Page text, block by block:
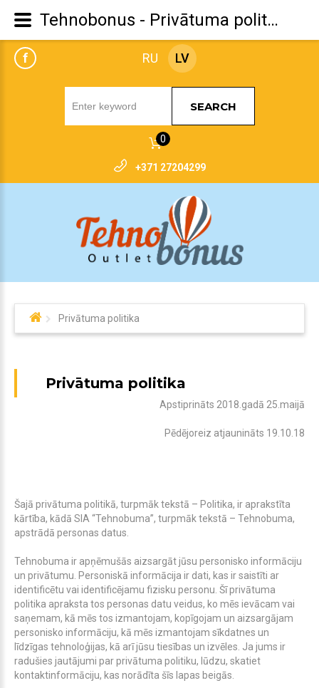
RU LV
f
SEARCH
0
+371 27204299
Privātuma politika
Privātuma politika
Apstiprināts 2018.gadā 25.maijā
Pēdējoreiz atjaunināts 19.10.18
Šajā privātuma politikā, turpmāk tekstā – Politika, ir aprakstīta
kārtība, kādā SIA “Tehnobuma”, turpmāk tekstā – Tehnobuma,
apstrādā personas datus.
Tehnobuma ir apņēmušās aizsargāt jūsu personisko informāciju
un privātumu. Personiskā informācija ir dati, kas ir saistīti ar
identificētu vai identificējamu fizisku personu. Šī privātuma
politika apraksta tos personas datu veidus, ko mēs ievācam vai
saņemam, kā mēs tos izmantojam, kopīgojam un aizsargājam
personisko informāciju, kā mēs izmantojam sīkdatnes un
līdzīgas tehnoloģijas, kā arī jūsu tiesības un izvēles. Ja jums ir
radušies jautājumi par privātuma politiku, lūdzu, skatiet
kontaktinformāciju, kas norādīta šīs lapas beigās.
Tehnobonus - Privātuma politika